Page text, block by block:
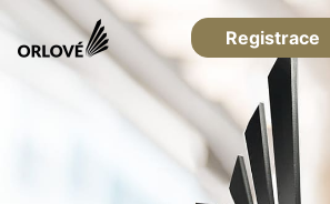
Registrace